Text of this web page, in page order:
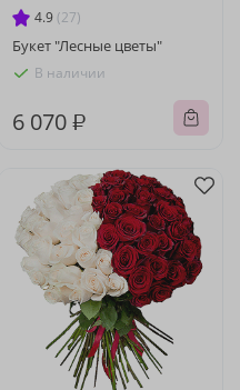
4.9 (27)
Букет "Лесные цветы"
В наличии
6 070 ₽